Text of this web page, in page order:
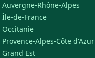
Auvergne-Rhône-Alpes
Île-de-France
Occitanie
Provence-Alpes-Côte d'Azur
Grand Est